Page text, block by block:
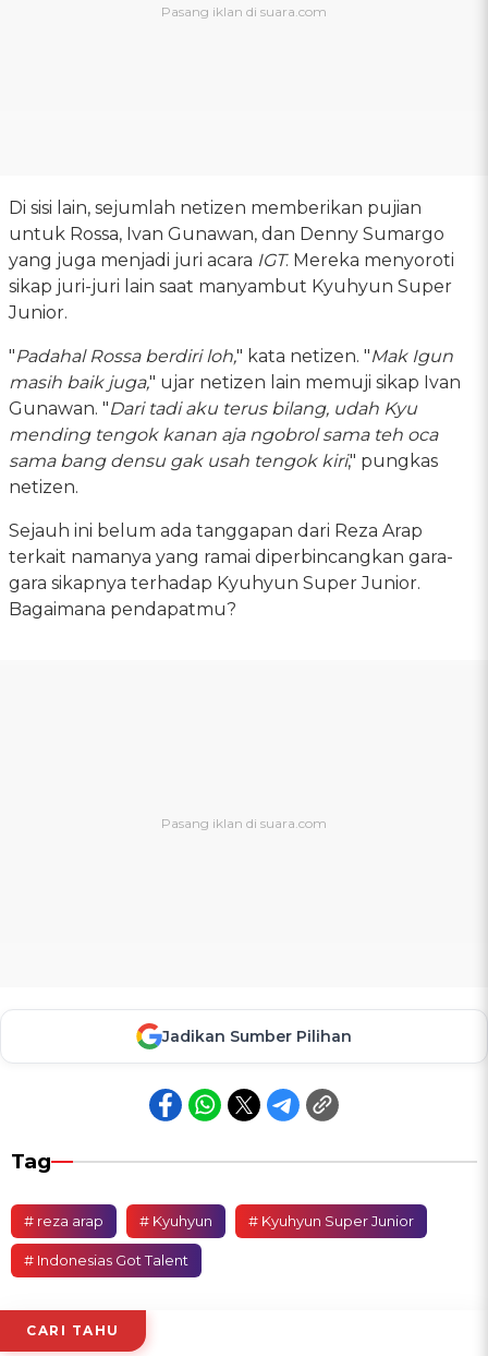
Di sisi lain, sejumlah netizen memberikan pujian
untuk Rossa, Ivan Gunawan, dan Denny Sumargo
yang juga menjadi juri acara IGT. Mereka menyoroti
sikap juri-juri lain saat manyambut Kyuhyun Super
Junior.
"Padahal Rossa berdiri loh," kata netizen. "Mak Igun
masih baik juga," ujar netizen lain memuji sikap Ivan
Gunawan. "Dari tadi aku terus bilang, udah Kyu
mending tengok kanan aja ngobrol sama teh oca
sama bang densu gak usah tengok kiri," pungkas
netizen.
Sejauh ini belum ada tanggapan dari Reza Arap
terkait namanya yang ramai diperbincangkan gara-
gara sikapnya terhadap Kyuhyun Super Junior.
Bagaimana pendapatmu?
Jadikan Sumber Pilihan
Tag
# reza arap # Kyuhyun # Kyuhyun Super Junior
# Indonesias Got Talent
CARI TAHU